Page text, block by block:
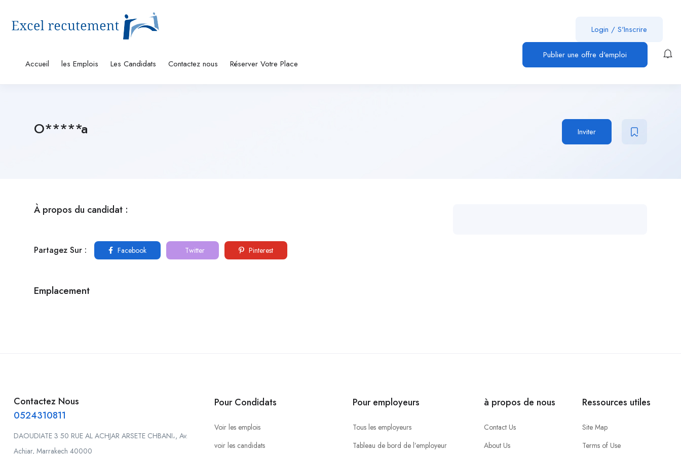
Accueil les Emplois Les Candidats Contactez nous Réserver Votre Place
Login / S'Inscrire
Publier une offre d'emploi
O*****a Inviter
À propos du candidat :
Partagez Sur : Facebook Twitter Pinterest
Emplacement
Contactez Nous
0524310811
DAOUDIATE 3 50 RUE AL ACHJAR ARSETE CHBANI،, Av.
Achjar, Marrakech 40000
Pour Condidats
Voir les emplois
voir les candidats
Pour employeurs
Tous les employeurs
Tableau de bord de l’employeur
à propos de nous
Contact Us
About Us
Ressources utiles
Site Map
Terms of Use